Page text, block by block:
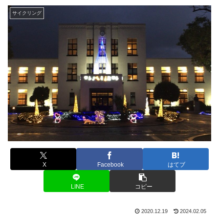
サイクリング
X Facebook はてブ
LINE コピー
2020.12.19 2024.02.05